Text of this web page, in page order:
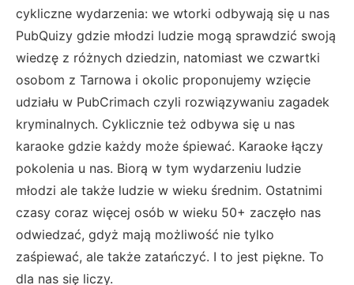
cykliczne wydarzenia: we wtorki odbywają się u nas
PubQuizy gdzie młodzi ludzie mogą sprawdzić swoją
wiedzę z różnych dziedzin, natomiast we czwartki
osobom z Tarnowa i okolic proponujemy wzięcie
udziału w PubCrimach czyli rozwiązywaniu zagadek
kryminalnych. Cyklicznie też odbywa się u nas
karaoke gdzie każdy może śpiewać. Karaoke łączy
pokolenia u nas. Biorą w tym wydarzeniu ludzie
młodzi ale także ludzie w wieku średnim. Ostatnimi
czasy coraz więcej osób w wieku 50+ zaczęło nas
odwiedzać, gdyż mają możliwość nie tylko
zaśpiewać, ale także zatańczyć. I to jest piękne. To
dla nas się liczy.